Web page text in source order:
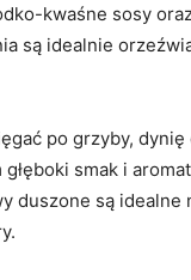
kwaśne sosy
są idealnie
po grzyby, dynię
smak i
duszone‍ są idealne